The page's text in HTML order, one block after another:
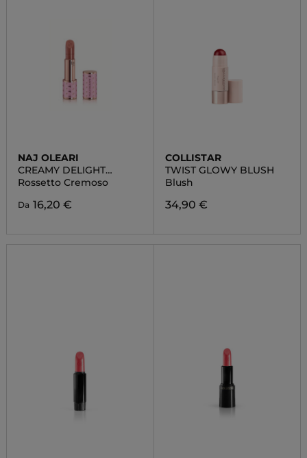
NAJ OLEARI
CREAMY DELIGHT
LIPSTICK
Rossetto Cremoso
Da 16,20 €
COLLISTAR
TWIST GLOWY BLUSH
Blush
34,90 €